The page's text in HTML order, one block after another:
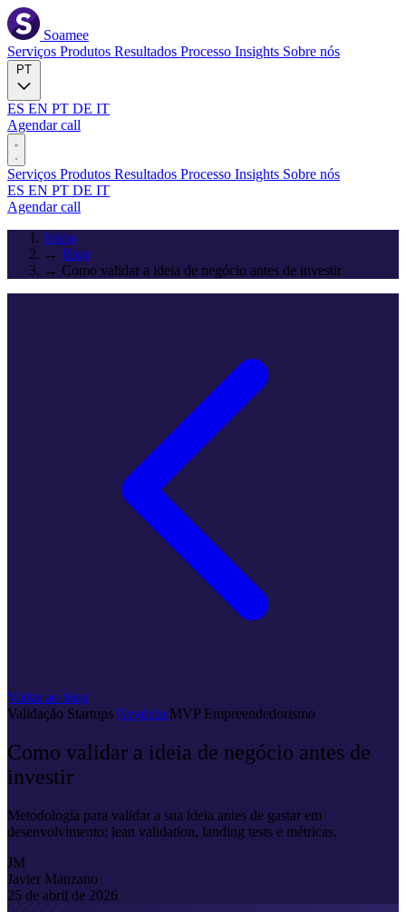
Soamee
Serviços Produtos Resultados Processo Insights Sobre nós
ES EN PT DE IT
Agendar call
Serviços Produtos Resultados Processo Insights Sobre nós
ES EN PT DE IT
Agendar call
Início
→ Blog
→ Como validar a ideia de negócio antes de investir
Voltar ao blog
Validação Startups Negócio MVP Empreendedorismo
Como validar a ideia de negócio antes de
investir
Metodologia para validar a sua ideia antes de gastar em
desenvolvimento: lean validation, landing tests e métricas.
JM
Javier Manzano
25 de abril de 2026